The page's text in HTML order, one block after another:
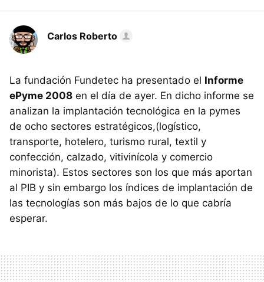
Carlos Roberto
La fundación Fundetec ha presentado el Informe
ePyme 2008 en el día de ayer. En dicho informe se
analizan la implantación tecnológica en la pymes
de ocho sectores estratégicos,(logístico,
transporte, hotelero, turismo rural, textil y
confección, calzado, vitivinícola y comercio
minorista). Estos sectores son los que más aportan
al PIB y sin embargo los índices de implantación de
las tecnologías son más bajos de lo que cabría
esperar.